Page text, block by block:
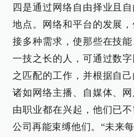
四是通过网络自由择业且
地点。网络和平台的发展
接多种需求，使那些在技
一技之长的人，可通过数
之匹配的工作，并根据自己
诸如网络主播、自媒体、
由职业都在兴起，他们已
公司再能束缚他们。“未来